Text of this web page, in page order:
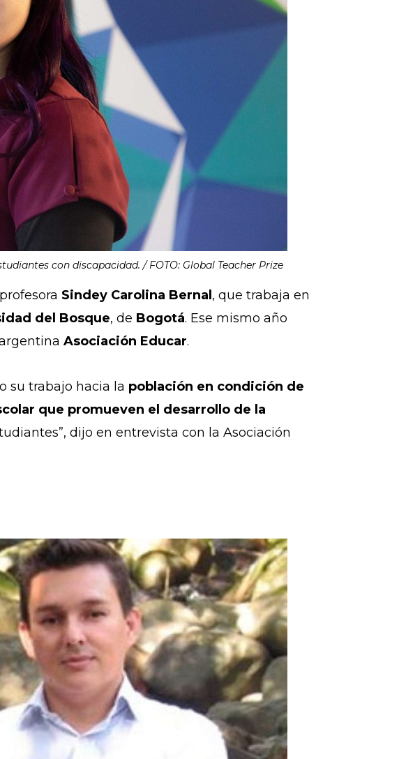
con discapacidad. / FOTO: Global Teacher Prize
Sindey Carolina Bernal , que trabaja en
del Bosque, de Bogotá. Ese mismo año
Asociación Educar.
su trabajo hacia la población en condición de
que promueven el desarrollo de la
dijo en entrevista con la Asociación